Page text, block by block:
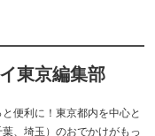
東京編集部
便利に！東京都内を中心と
、埼玉）のおでかけがもっ